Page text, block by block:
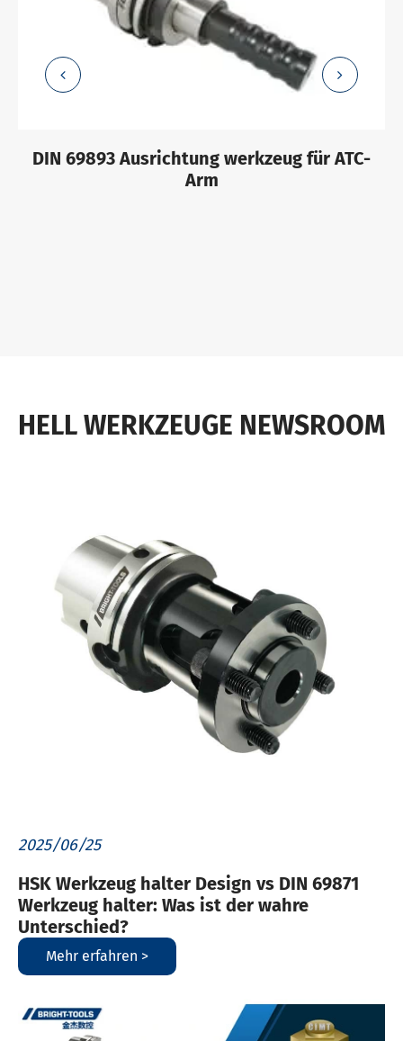
DIN 69893 Ausrichtung werkzeug für ATC-
Arm
HELL WERKZEUGE NEWSROOM
2025/06/25
HSK Werkzeug halter Design vs DIN 69871
Werkzeug halter: Was ist der wahre
Unterschied?
Mehr erfahren >